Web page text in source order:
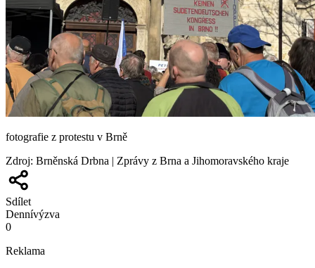
fotografie z protestu v Brně
Zdroj: Brněnská Drbna | Zprávy z Brna a Jihomoravského kraje
Sdílet
Dennívýzva
0
Reklama